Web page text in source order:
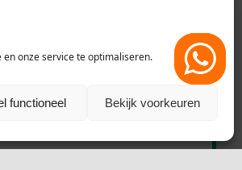
onze service te optimaliseren.
functioneel Bekijk voorkeuren